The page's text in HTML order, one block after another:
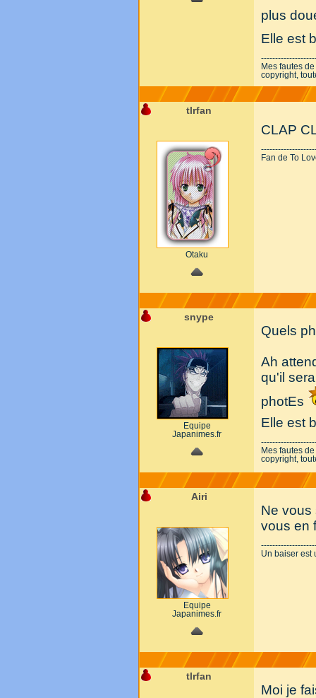
plus
Elle est
Mes fautes
copyright,
tlrfan
Otaku
CLAP
Fan de To
snype
Equipe
Japanimes.fr
Quels
Ah
qu'il
photEs
Elle est
Mes fautes
copyright,
Airi
Equipe
Japanimes.fr
Ne vous
vous en
Un baiser est
tlrfan
Moi je